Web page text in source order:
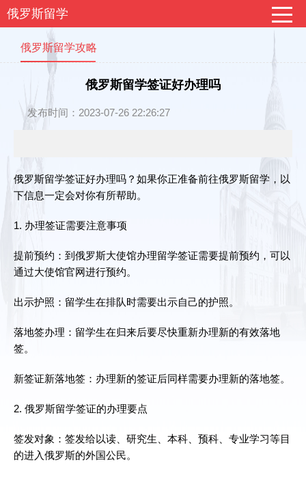
俄罗斯留学
俄罗斯留学攻略
俄罗斯留学签证好办理吗
发布时间：2023-07-26 22:26:27
俄罗斯留学签证好办理吗？如果你正准备前往俄罗斯留学，以
下信息一定会对你有所帮助。
1. 办理签证需要注意事项
提前预约：到俄罗斯大使馆办理留学签证需要提前预约，可以
通过大使馆官网进行预约。
出示护照：留学生在排队时需要出示自己的护照。
落地签办理：留学生在归来后要尽快重新办理新的有效落地
签。
新签证新落地签：办理新的签证后同样需要办理新的落地签。
2. 俄罗斯留学签证的办理要点
签发对象：签发给以读、研究生、本科、预科、专业学习等目
的进入俄罗斯的外国公民。